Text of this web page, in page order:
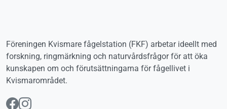
Föreningen Kvismare fågelstation (FKF) arbetar ideellt med
forskning, ringmärkning och naturvårdsfrågor för att öka
kunskapen om och förutsättningarna för fågellivet i
Kvismarområdet.
Följ oss på Facebook
Följ oss på Instagram